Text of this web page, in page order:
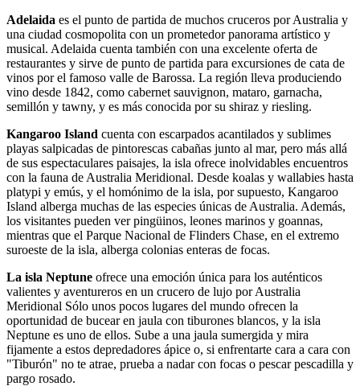
Adelaida es el punto de partida de muchos cruceros por Australia y
una ciudad cosmopolita con un prometedor panorama artístico y
musical. Adelaida cuenta también con una excelente oferta de
restaurantes y sirve de punto de partida para excursiones de cata de
vinos por el famoso valle de Barossa. La región lleva produciendo
vino desde 1842, como cabernet sauvignon, mataro, garnacha,
semillón y tawny, y es más conocida por su shiraz y riesling.
Kangaroo Island cuenta con escarpados acantilados y sublimes
playas salpicadas de pintorescas cabañas junto al mar, pero más allá
de sus espectaculares paisajes, la isla ofrece inolvidables encuentros
con la fauna de Australia Meridional. Desde koalas y wallabies hasta
platypi y emús, y el homónimo de la isla, por supuesto, Kangaroo
Island alberga muchas de las especies únicas de Australia. Además,
los visitantes pueden ver pingüinos, leones marinos y goannas,
mientras que el Parque Nacional de Flinders Chase, en el extremo
suroeste de la isla, alberga colonias enteras de focas.
La isla Neptune ofrece una emoción única para los auténticos
valientes y aventureros en un crucero de lujo por Australia
Meridional Sólo unos pocos lugares del mundo ofrecen la
oportunidad de bucear en jaula con tiburones blancos, y la isla
Neptune es uno de ellos. Sube a una jaula sumergida y mira
fijamente a estos depredadores ápice o, si enfrentarte cara a cara con
"Tiburón" no te atrae, prueba a nadar con focas o pescar pescadilla y
pargo rosado.